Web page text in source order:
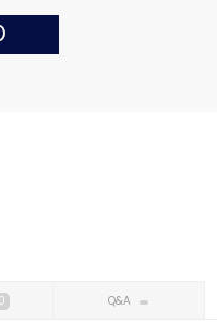
0 Q&A